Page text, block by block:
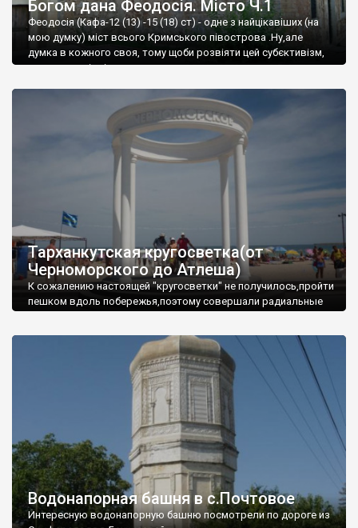
Богом дана Феодосія. Місто Ч.1
Феодосія (Кафа-12 (13) -15 (18) ст) - одне з найцікавіших (на
мою думку) міст всього Кримського півострова .Ну,але
думка в кожного своя, тому щоби розвіяти цей субєктивізм,
запрошую відвідати це
Тарханкутская кругосветка(от
Черноморского до Атлеша)
К сожалению настоящей "кругосветки" не получилось,пройти
пешком вдоль побережья,поэтому совершали радиальные
Водонапорная башня в с.Почтовое
Интересную водонапорную башню посмотрели по дороге из